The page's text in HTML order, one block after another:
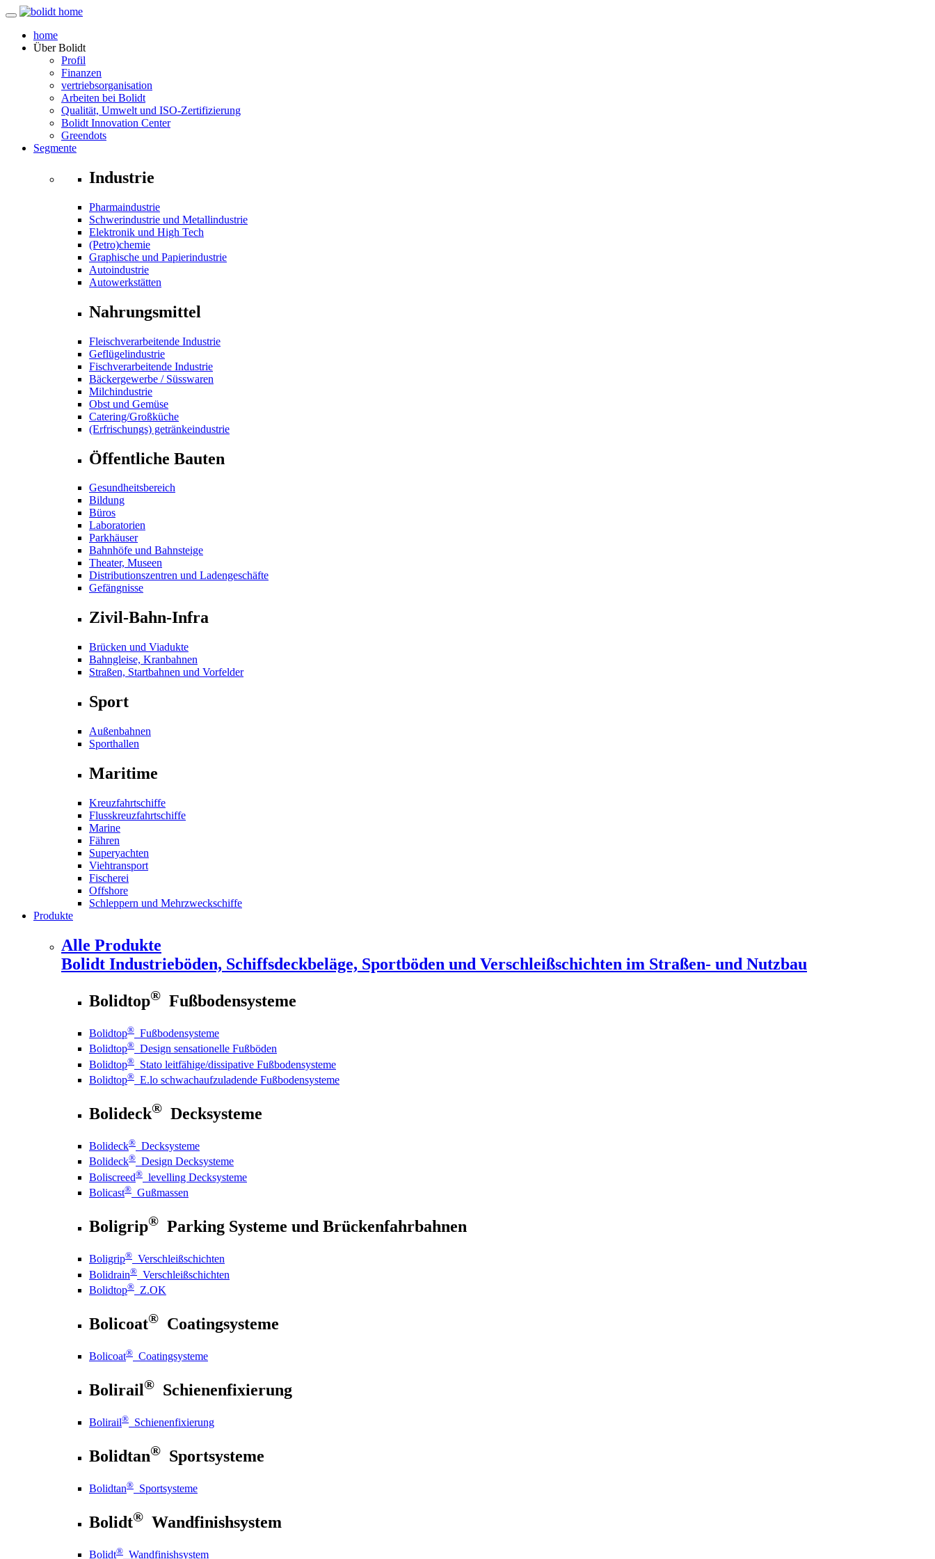
home
ÜberBolidt
Profil
Finanzen
vertriebsorganisation
Arbeiten bei Bolidt
Qualität, Umwelt und ISO-Zertifizierung
Bolidt Innovation Center
Greendots
Segmente
Industrie
Pharmaindustrie
Schwerindustrie und Metallindustrie
Elektronik und High Tech
(Petro)chemie
Graphische und Papierindustrie
Autoindustrie
Autowerkstätten
Nahrungsmittel
Fleischverarbeitende Industrie
Geflügelindustrie
Fischverarbeitende Industrie
Bäckergewerbe / Süsswaren
Milchindustrie
Obst und Gemüse
Catering/Großküche
(Erfrischungs) getränkeindustrie
Öffentliche Bauten
Gesundheitsbereich
Bildung
Büros
Laboratorien
Parkhäuser
Bahnhöfe und Bahnsteige
Theater, Museen
Distributionszentren und Ladengeschäfte
Gefängnisse
Zivil-Bahn-Infra
Brücken und Viadukte
Bahngleise, Kranbahnen
Straßen, Startbahnen und Vorfelder
Sport
Außenbahnen
Sporthallen
Maritime
Kreuzfahrtschiffe
Flusskreuzfahrtschiffe
Marine
Fähren
Superyachten
Viehtransport
Fischerei
Offshore
Schleppern und Mehrzweckschiffe
Produkte
Alle Produkte
Bolidt Industrieböden, Schiffsdeckbeläge, Sportböden und Verschleißschichten im Straßen- und Nutzbau
Bolidtop® Fußbodensysteme
Bolidtop® Fußbodensysteme
Bolidtop® Design sensationelle Fußböden
Bolidtop® Stato leitfähige/dissipative Fußbodensysteme
Bolidtop® E.lo schwachaufzuladende Fußbodensysteme
Bolideck® Decksysteme
Bolideck® Decksysteme
Bolideck® Design Decksysteme
Boliscreed® levelling Decksysteme
Bolicast® Gußmassen
Boligrip® Parking Systeme und Brückenfahrbahnen
Boligrip® Verschleißschichten
Bolidrain® Verschleißschichten
Bolidtop® Z.OK
Bolicoat® Coatingsysteme
Bolicoat® Coatingsysteme
Bolirail® Schienenfixierung
Bolirail® Schienenfixierung
Bolidtan® Sportsysteme
Bolidtan® Sportsysteme
Bolidt® Wandfinishsystem
Bolidt® Wandfinishsystem